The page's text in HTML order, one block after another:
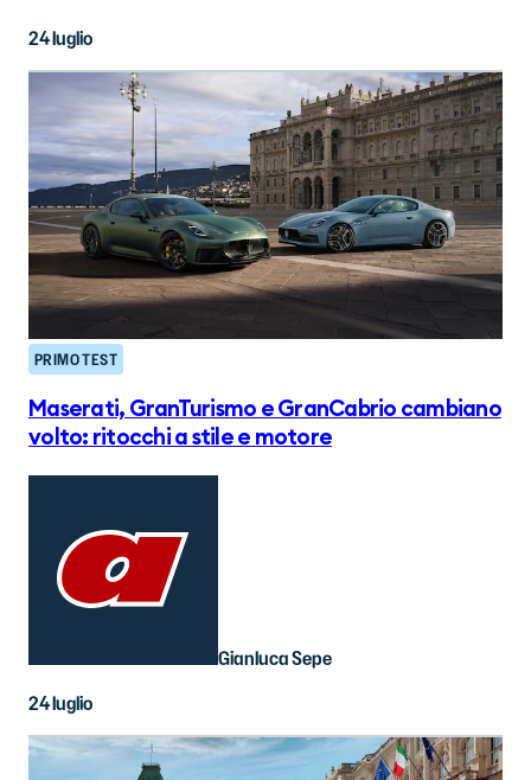
24 luglio
PRIMO TEST
Maserati, GranTurismo e GranCabrio cambiano
volto: ritocchi a stile e motore
Gianluca Sepe
24 luglio